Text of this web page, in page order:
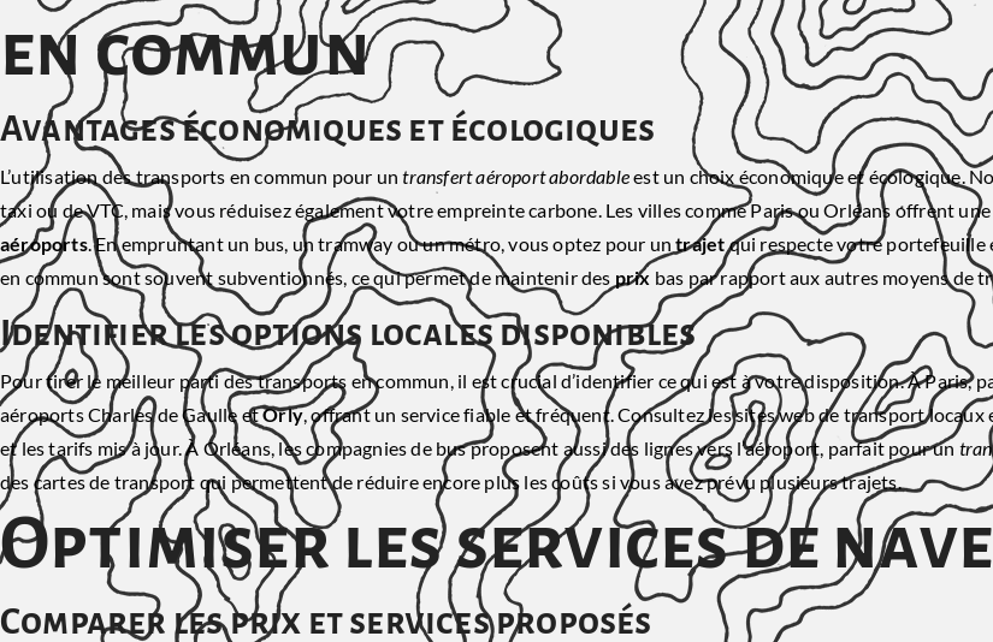
en commun
Avantages économiques et écologiques
L’utilisation des transports en commun pour untransfert aéroport abordableest un choix économique et écologique.
taxi ou de VTC, mais vous réduisez également votre empreinte carbone. Les villes comme Paris ou Orléans offrent
aéroports. En empruntant un bus, un tramway ou un métro, vous optez pour untrajetqui respecte votre portefeuille
en commun sont souvent subventionnés, ce qui permet de maintenir des prix bas par rapport aux autres moyens de
Identifier les options locales disponibles
Pour tirer le meilleur parti des transports en commun, il est crucial d’identifier ce qui est à votre disposition. À Paris,
aéroports Charles de Gaulle etOrly, offrant un service fiable et fréquent. Consultez les sites web de transport
et les tarifs mis à jour. À Orléans, les compagnies de bus proposent aussi des lignes vers l’aéroport, parfait pour un
des cartes de transport qui permettent de réduire encore plus les coûts si vous avez prévu plusieurs trajets.
Optimiser les services de
Comparer les prix et services proposés